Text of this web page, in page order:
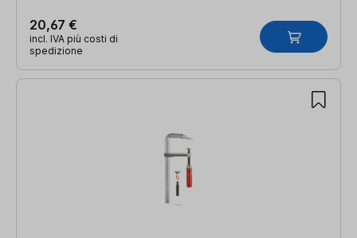
20,67 €
incl. IVA più costi di
spedizione